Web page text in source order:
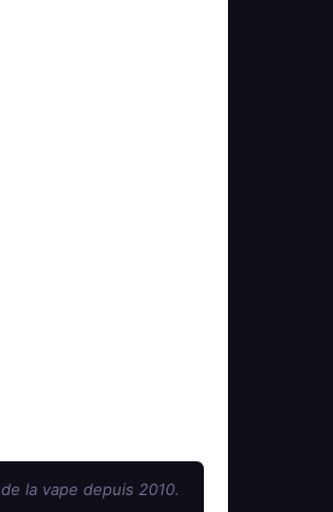
la vape depuis 2010.